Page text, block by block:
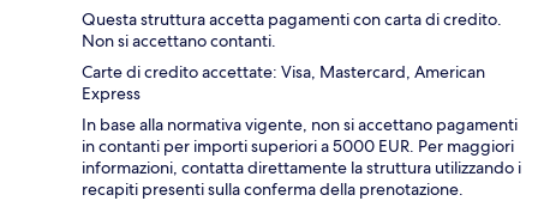
Questa struttura accetta pagamenti con carta di credito.
Non si accettano contanti.
Carte di credito accettate: Visa, Mastercard, American
Express
In base alla normativa vigente, non si accettano pagamenti
in contanti per importi superiori a 5000 EUR. Per maggiori
informazioni, contatta direttamente la struttura utilizzando i
recapiti presenti sulla conferma della prenotazione.